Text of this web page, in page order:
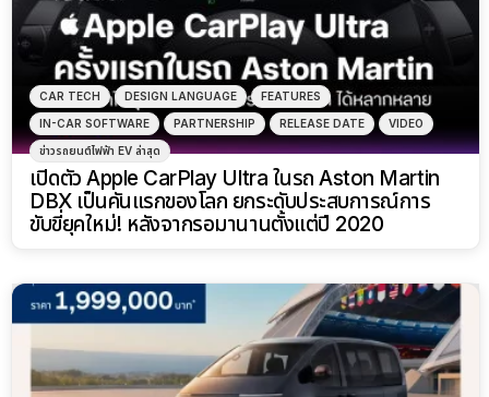
CAR TECH DESIGN LANGUAGE FEATURES
IN-CAR SOFTWARE PARTNERSHIP RELEASE DATE VIDEO
ข่าวรถยนต์ไฟฟ้า EV ล่าสุด
เปิดตัว Apple CarPlay Ultra ในรถ Aston Martin
DBX เป็นคันแรกของโลก ยกระดับประสบการณ์การ
ขับขี่ยุคใหม่! หลังจากรอมานานตั้งแต่ปี 2020